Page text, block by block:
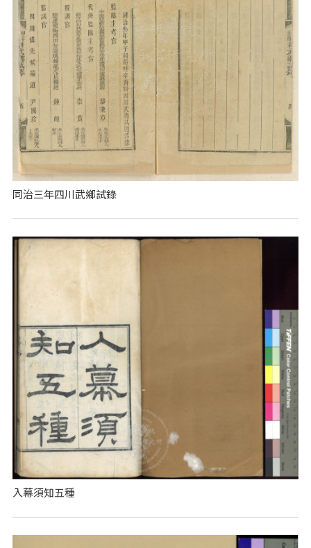
同治三年四川武鄉試錄
入幕須知五種